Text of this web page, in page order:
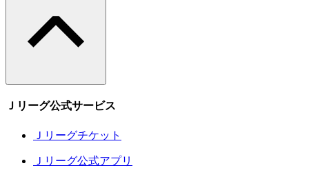
Ｊリーグ公式サービス
Ｊリーグチケット
Ｊリーグ公式アプリ